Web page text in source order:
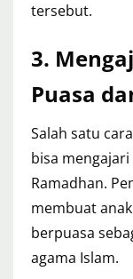
tersebut.
3.
Puasa
Salah satu
bisa
Ramadhan.
membuat
berpuasa
agama Islam.